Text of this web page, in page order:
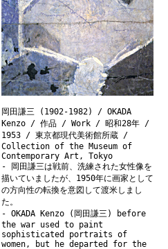
岡田謙三 (1902-1982) / OKADA
Kenzo / 作品 / Work / 昭和28年 /
1953 / 東京都現代美術館所蔵 /
Collection of the Museum of
Contemporary Art, Tokyo
- 岡田謙三は戦前、洗練された女性像を
描いていましたが、1950年に画家として
の方向性の転換を意図して渡米しまし
た。
- OKADA Kenzo (岡田謙三) before
the war used to paint
sophisticated portraits of
women, but he departed for the